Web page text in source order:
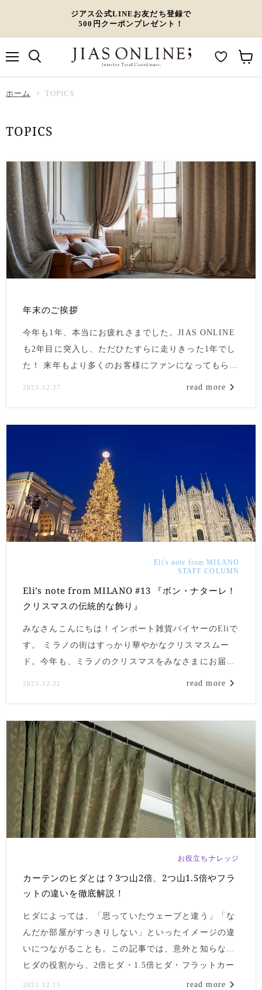
ジアス公式LINEお友だち登録で
500円クーポンプレゼント！
ー
l
i
s
t
ホーム TOPICS
TOPICS
年末のご挨拶
今年も1年、本当にお疲れさまでした。JIAS ONLINE
も2年目に突入し、ただひたすらに走りきった1年でし
た！ 来年もより多くのお客様にファンになってもらえ
2023.12.27 read more
Eli's note from MILANO
STAFF COLUMN
Eli’s note from MILANO #13 『ボン・ナターレ！
クリスマスの伝統的な飾り』
みなさんこんにちは！インポート雑貨バイヤーのEliで
す。 ミラノの街はすっかり華やかなクリスマスムー
ド。今年も、ミラノのクリスマスをみなさまにお届け
2023.12.22 read more
お役立ちナレッジ
カーテンのヒダとは？3つ山2倍、2つ山1.5倍やフラ
ットの違いを徹底解説！
ヒダによっては、「思っていたウェーブと違う」「な
んだか部屋がすっきりしない」といったイメージの違
いにつながることも。この記事では、意外と知らない
ヒダの役割から、2倍ヒダ・1.5倍ヒダ・フラットカー
テンそれぞれの特徴まで、徹底解説します。
2023.12.15 read more